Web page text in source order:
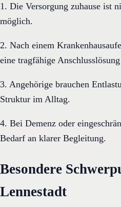
1. Die Versorgung zuhause ist
möglich.
2. Nach einem
eine tragfähige
3. Angehörige brauchen
Struktur im Alltag.
4. Bei Demenz oder
Bedarf an klarer Begleitung.
Besondere
Lennestadt